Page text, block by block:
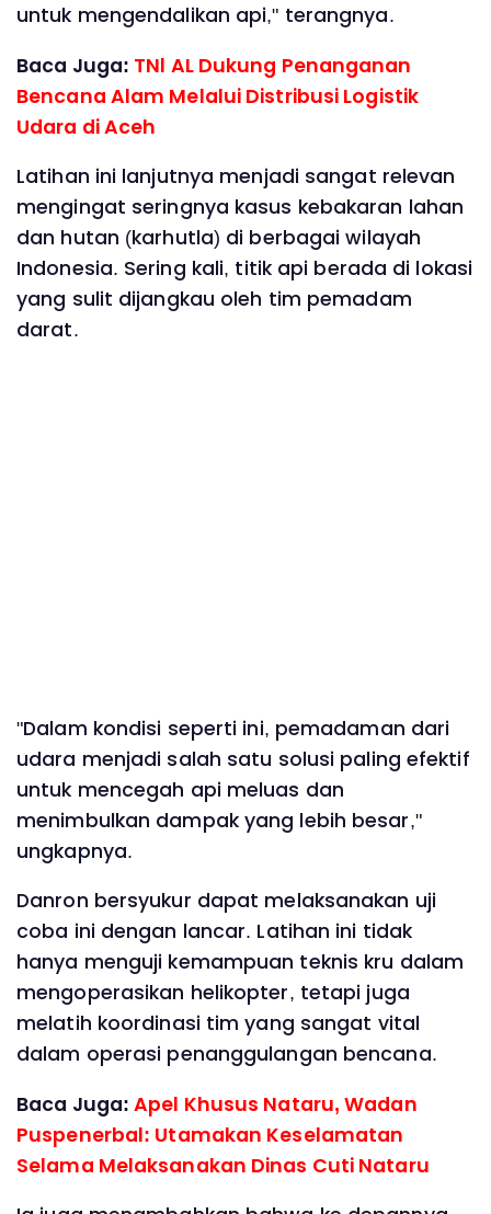
untuk mengendalikan api," terangnya.
Baca Juga: TNl AL Dukung Penanganan
Bencana Alam Melalui Distribusi Logistik
Udara di Aceh
Latihan ini lanjutnya menjadi sangat relevan
mengingat seringnya kasus kebakaran lahan
dan hutan (karhutla) di berbagai wilayah
Indonesia. Sering kali, titik api berada di lokasi
yang sulit dijangkau oleh tim pemadam
darat.
"Dalam kondisi seperti ini, pemadaman dari
udara menjadi salah satu solusi paling efektif
untuk mencegah api meluas dan
menimbulkan dampak yang lebih besar,"
ungkapnya.
Danron bersyukur dapat melaksanakan uji
coba ini dengan lancar. Latihan ini tidak
hanya menguji kemampuan teknis kru dalam
mengoperasikan helikopter, tetapi juga
melatih koordinasi tim yang sangat vital
dalam operasi penanggulangan bencana.
Baca Juga:Apel Khusus Nataru, Wadan
Puspenerbal: Utamakan Keselamatan
Selama Melaksanakan Dinas Cuti Nataru